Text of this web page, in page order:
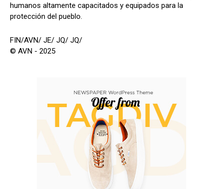
humanos altamente capacitados y equipados para la
protección del pueblo.
FIN/AVN/ JE/ JQ/ JQ/
© AVN - 2025